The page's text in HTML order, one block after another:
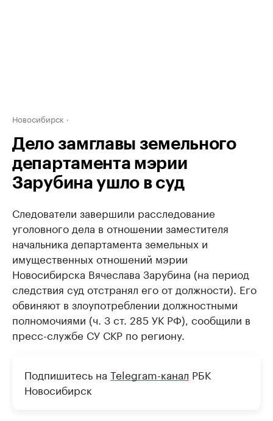
Новосибирск
Дело замглавы земельного
департамента мэрии
Зарубина ушло в суд
Следователи завершили расследование
уголовного дела в отношении заместителя
начальника департамента земельных и
имущественных отношений мэрии
Новосибирска Вячеслава Зарубина (на период
следствия суд отстранял его от должности). Его
обвиняют в злоупотреблении должностными
полномочиями (ч. 3 ст. 285 УК РФ), сообщили в
пресс-службе СУ СКР по региону.
Подпишитесь на Telegram-канал РБК
Новосибирск